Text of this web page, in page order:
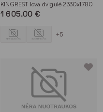
KINGREST lova dvigulė 2330x1780
1 605.00 €
+5